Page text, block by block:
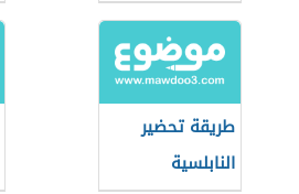
طريقة تحضير
النابلسية